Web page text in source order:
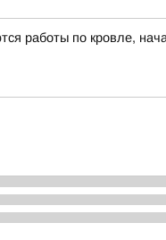
работы по кровле,